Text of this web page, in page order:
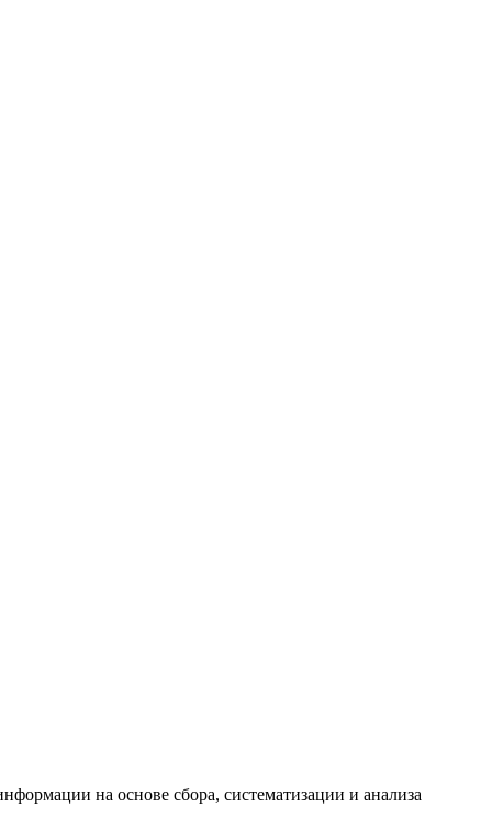
на основе сбора, систематизации и анализа